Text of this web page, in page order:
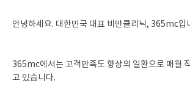
안녕하세요. 대한민국 대표 비만클리닉, 365mc입
365mc에서는 고객만족도 향상의 일환으로 매월
고 있습니다.